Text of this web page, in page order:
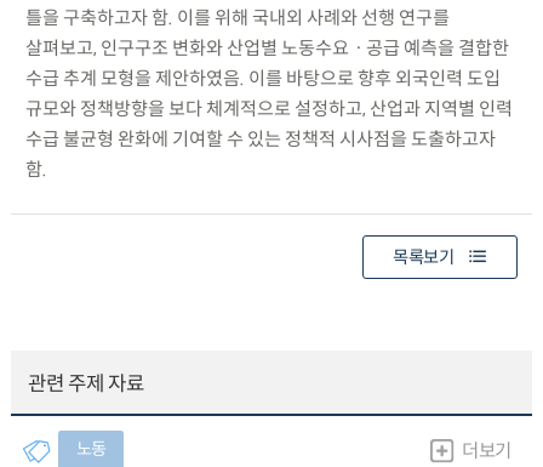
틀을 구축하고자 함. 이를 위해 국내외 사례와 선행 연구를
살펴보고, 인구구조 변화와 산업별 노동수요ㆍ공급 예측을 결합한
수급 추계 모형을 제안하였음. 이를 바탕으로 향후 외국인력 도입
규모와 정책방향을 보다 체계적으로 설정하고, 산업과 지역별 인력
수급 불균형 완화에 기여할 수 있는 정책적 시사점을 도출하고자
함.
목록보기
관련 주제 자료
노동 더보기